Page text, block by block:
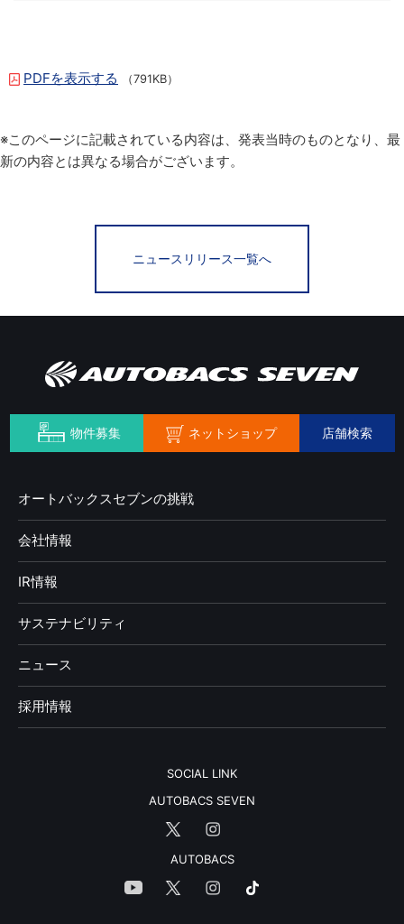
PDFを表示する （791KB）
※このページに記載されている内容は、発表当時のものとなり、最
新の内容とは異なる場合がございます。
ニュースリリース一覧へ
物件募集 ネットショップ 店舗検索
オートバックスセブンの挑戦
会社情報
IR情報
サステナビリティ
ニュース
採用情報
SOCIAL LINK
AUTOBACS SEVEN
AUTOBACS